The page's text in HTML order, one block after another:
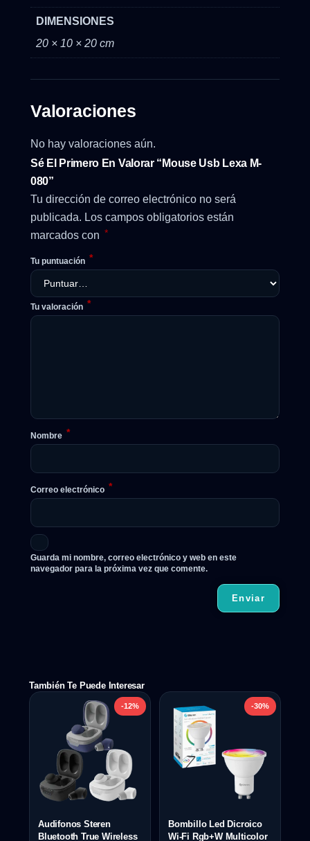
DIMENSIONES
20 × 10 × 20 cm
Valoraciones
No hay valoraciones aún.
Sé El Primero En Valorar “Mouse Usb Lexa M-
080”
Tu dirección de correo electrónico no será
publicada. Los campos obligatorios están
marcados con *
Tu puntuación *
Tu valoración *
Nombre *
Correo electrónico *
Guarda mi nombre, correo electrónico y web en este
navegador para la próxima vez que comente.
También Te Puede Interesar
-12%
Audifonos Steren
Bluetooth True Wireless
-30%
Bombillo Led Dicroico
Wi-Fi Rgb+W Multicolor